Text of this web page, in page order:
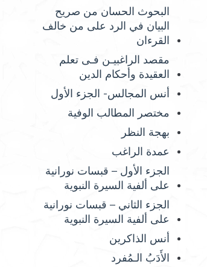
البحوث الحسان من صريح
البيان في الرد على من خالف
القرءان
مقصد الراغبيـن فـى تعلم
العقيدة وأحكام الدين
أنس المجالس- الجزء الأول
مختصر المطالب الوفية
بهجة النظر
عمدة الراغب
الجزء الأول – قبسات نورانية
على ألفية السيرة النبوية
الجزء الثاني – قبسات نورانية
على ألفية السيرة النبوية
أنس الذاكرين
الأَدَبُ الـمُفرد